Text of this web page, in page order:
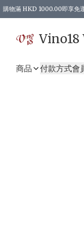
購物滿 HKD 1000.00即享免
Vino18
商品 付款方式會